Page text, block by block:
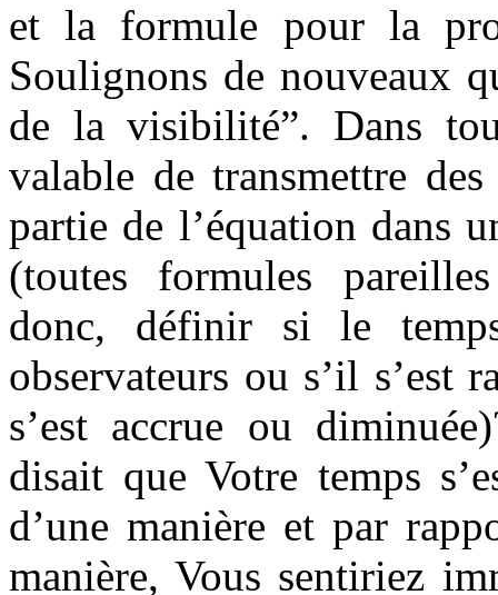
et la formule pour la
Soulignons de nouveaux
de la visibilité”. Dans
valable de transmettre
partie de l’équation dans
(toutes formules
donc, définir si le
observateurs ou s’il s’est
s’est accrue ou
disait que Votre temps
d’une manière et par
manière, Vous sentiriez